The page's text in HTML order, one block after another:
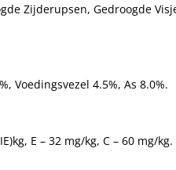
Zijderupsen, Gedroogde
Voedingsvezel 4.5%, As 8.0%.
E – 32 mg/kg, C – 60 mg/kg.